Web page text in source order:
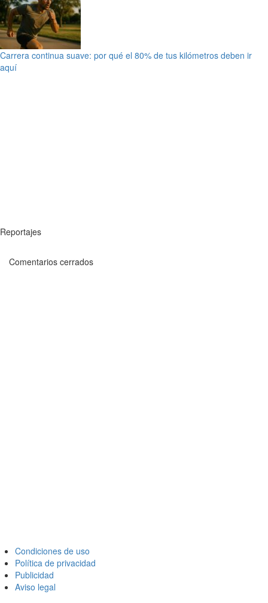
Carrera continua suave: por qué el 80% de tus kilómetros deben ir
aquí
Reportajes
Comentarios cerrados
Condiciones de uso
Política de privacidad
Publicidad
Aviso legal